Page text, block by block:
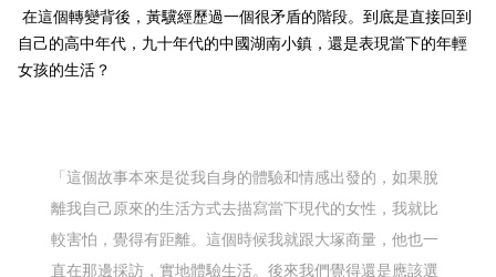
在這個轉變背後，黃驥經歷過一個很矛盾的階段。到底是直接回到
自己的高中年代，九十年代的中國湖南小鎮，還是表現當下的年輕
女孩的生活？
「這個故事本來是從我自身的體驗和情感出發的，如果脫
離我自己原來的生活方式去描寫當下現代的女性，我就比
較害怕，覺得有距離。這個時候我就跟大塚商量，他也一
直在那邊採訪，實地體驗生活。後來我們覺得還是應該選